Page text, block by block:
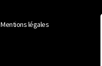
Mentions légales